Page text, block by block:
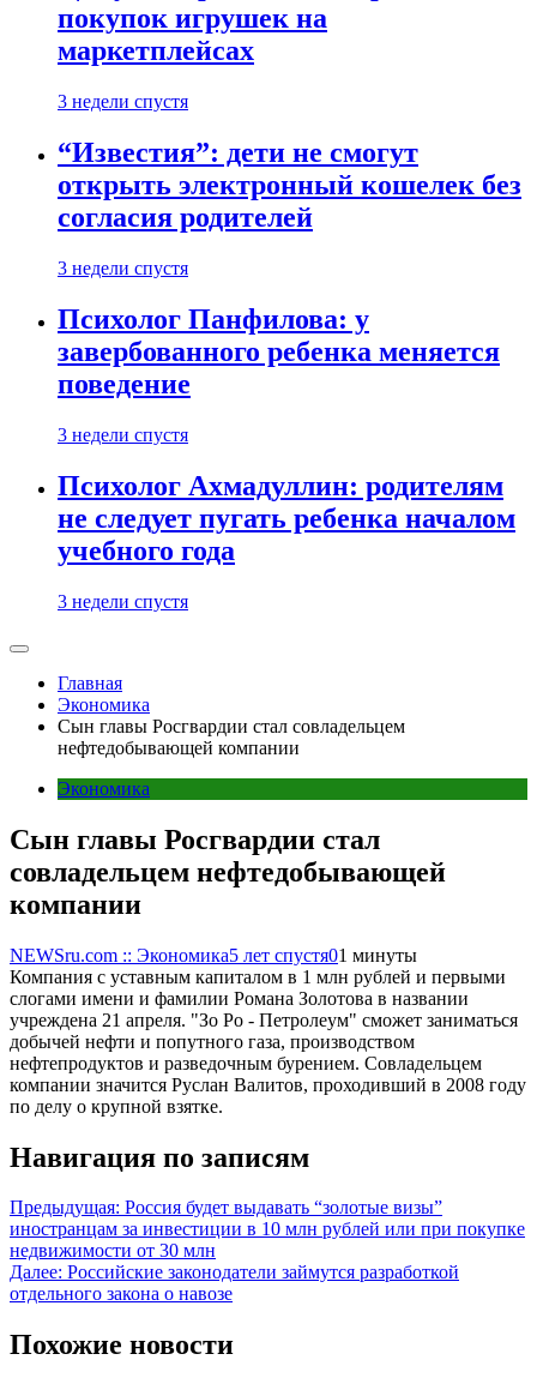
покупок игрушек на
маркетплейсах
3 недели спустя
“Известия”: дети не смогут
открыть электронный кошелек без
согласия родителей
3 недели спустя
Психолог Панфилова: у
завербованного ребенка меняется
поведение
3 недели спустя
Психолог Ахмадуллин: родителям
не следует пугать ребенка началом
учебного года
3 недели спустя
Главная
Экономика
Сын главы Росгвардии стал совладельцем
нефтедобывающей компании
Экономика
Сын главы Росгвардии стал
совладельцем нефтедобывающей
компании
NEWSru.com :: Экономика5 лет спустя01 минуты
Компания с уставным капиталом в 1 млн рублей и первыми
слогами имени и фамилии Романа Золотова в названии
учреждена 21 апреля. "Зо Ро - Петролеум" сможет заниматься
добычей нефти и попутного газа, производством
нефтепродуктов и разведочным бурением. Совладельцем
компании значится Руслан Валитов, проходивший в 2008 году
по делу о крупной взятке.
Навигация по записям
Предыдущая: Россия будет выдавать “золотые визы”
иностранцам за инвестиции в 10 млн рублей или при покупке
недвижимости от 30 млн
Далее: Российские законодатели займутся разработкой
отдельного закона о навозе
Похожие новости